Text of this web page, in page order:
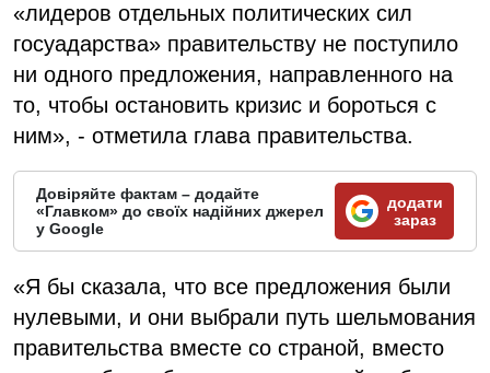
«лидеров отдельных политических сил
госуадарства» правительству не поступило
ни одного предложения, направленного на
то, чтобы остановить кризис и бороться с
ним», - отметила глава правительства.
Довіряйте фактам – додайте
«Главком» до своїх надійних джерел
у Google
додати
зараз
«Я бы сказала, что все предложения были
нулевыми, и они выбрали путь шельмования
правительства вместе со страной, вместо